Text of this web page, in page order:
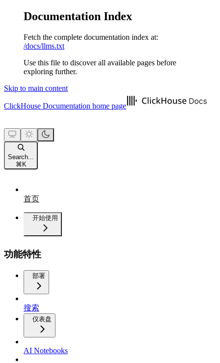
Documentation Index
Fetch the complete documentation index at:
/docs/llms.txt
Use this file to discover all available pages before
exploring further.
Skip to main content
ClickHouse Documentation home page
Search...
⌘ K
首页
开始使用
功能特性
部署
搜索
仪表盘
AI Notebooks